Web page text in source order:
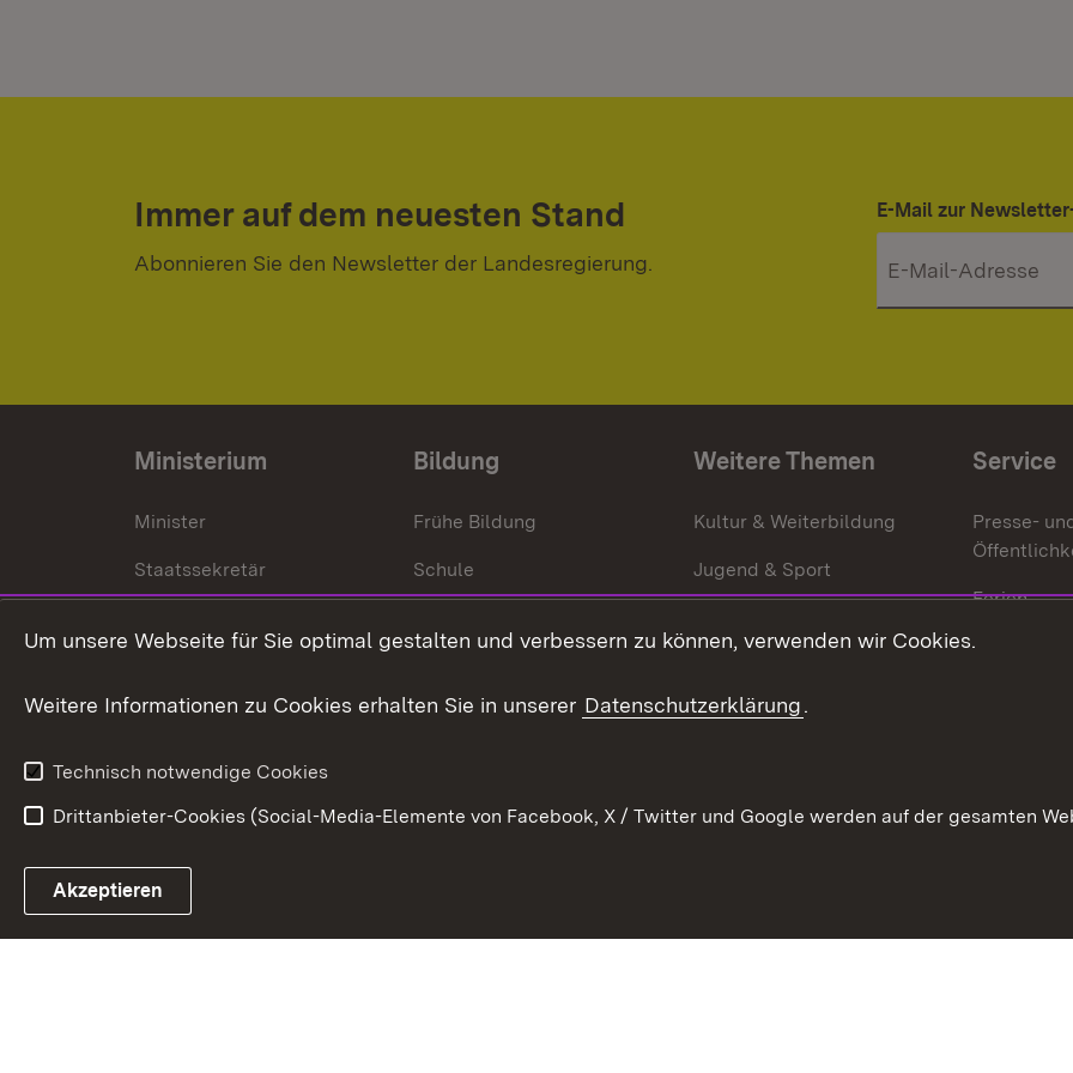
Immer auf dem neuesten Stand
Abonnieren Sie den Newsletter der Landesregierung.
E-Mail zur
Ministerium
Minister
Staatssekretär
Anfahrt und Kontakt
Bildung
Frühe Bildung
Schule
Weitere Themen
Kultur & Weiterbildung
Jugend & Sport
Service
Presse-
Ferien
Stellen
Link zum Landesportal
Um unsere Webseite für Sie optimal gestalten und verbessern zu können, verwenden wir Cookies.
Weitere Informationen zu Cookies erhalten Sie in unserer Datenschutzerklärung.
Technisch notwendige Cookies
Drittanbieter-Cookies (Social-Media-Elemente von Facebook, X / Twitter und Google werden auf der gesamten
Akzeptieren